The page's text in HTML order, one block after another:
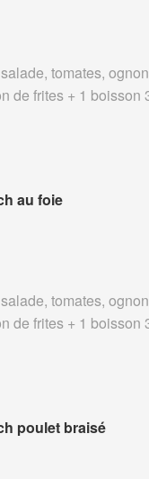
tomates,
de frites + 1 boisson
au foie
tomates,
de frites + 1 boisson
poulet braisé